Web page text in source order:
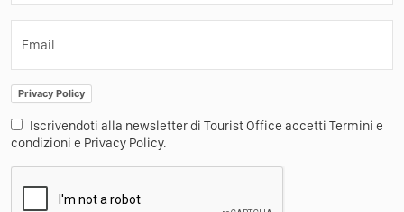
Email
Privacy Policy
Iscrivendoti alla newsletter di Tourist Office accetti Termini e
condizioni e Privacy Policy.